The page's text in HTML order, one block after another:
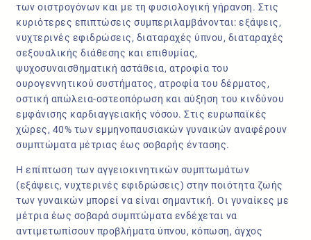
των οιστρογόνων και με τη φυσιολογική γήρανση. Στις
κυριότερες επιπτώσεις συμπεριλαμβάνονται: εξάψεις,
νυχτερινές εφιδρώσεις, διαταραχές ύπνου, διαταραχές
σεξουαλικής διάθεσης και επιθυμίας,
ψυχοσυναισθηματική αστάθεια, ατροφία του
ουρογεννητικού συστήματος, ατροφία του δέρματος,
οστική απώλεια-οστεοπόρωση και αύξηση του κινδύνου
εμφάνισης καρδιαγγειακής νόσου. Στις ευρωπαϊκές
χώρες, 40% των εμμηνοπαυσιακών γυναικών αναφέρουν
συμπτώματα μέτριας έως σοβαρής έντασης.
Η επίπτωση των αγγειοκινητικών συμπτωμάτων
(εξάψεις, νυχτερινές εφιδρώσεις) στην ποιότητα ζωής
των γυναικών μπορεί να είναι σημαντική. Οι γυναίκες με
μέτρια έως σοβαρά συμπτώματα ενδέχεται να
αντιμετωπίσουν προβλήματα ύπνου, κόπωση, άγχος